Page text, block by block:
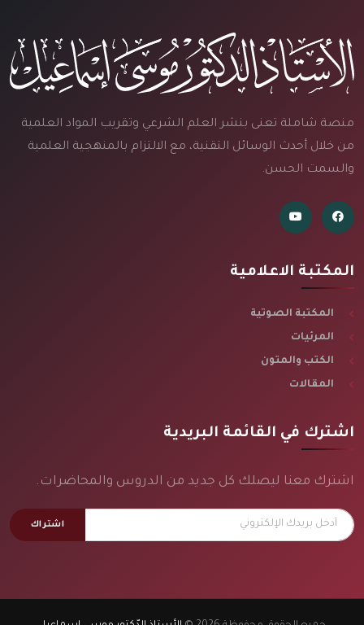
منصة شاملة تعنى بنشر العلم الشرعي وتقريب المواد العلمية
من خلال أحدث الوسائل التقنية، مع الالتزام بالمنهجية العلمية
والسمت الحسن.
المكتبة الاعلامية
المكتبة الصوتية
المرئيات
الكتب والمتون
المقالات
اشترك في القائمة البريدية
اشترك معنا ليصلك كل جديد من الدروس والمحاضرات.
اشتراك